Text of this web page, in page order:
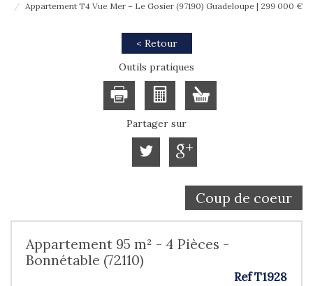
Appartement T4 Vue Mer – Le Gosier (97190) Guadeloupe | 299 000 €
< Retour
Outils pratiques
Partager sur
Coup de coeur
Appartement 95 m² - 4 Pièces -
Bonnétable (72110)
Ref T1928